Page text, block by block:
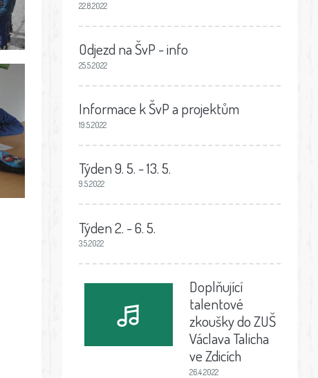
22.8.2022
Odjezd na ŠvP - info
25.5.2022
Informace k ŠvP a projektům
19.5.2022
Týden 9. 5. - 13. 5.
9.5.2022
Týden 2. - 6. 5.
3.5.2022
Doplňující
talentové
zkoušky do ZUŠ
Václava Talicha
ve Zdicích
26.4.2022